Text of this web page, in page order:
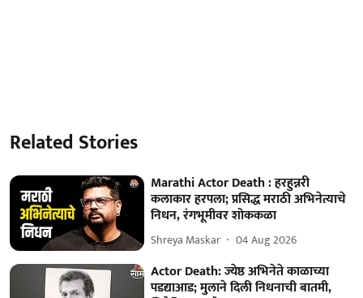
Related Stories
Marathi Actor Death : हरहुन्नरी
कलाकार हरपला; प्रसिद्ध मराठी अभिनेत्याचे
निधन, रंगभूमीवर शोककळा
Shreya Maskar 04 Aug 2026
Actor Death: ज्येष्ठ अभिनेते काळाच्या
पडद्याआड; मुलाने दिली निधनाची बातमी,